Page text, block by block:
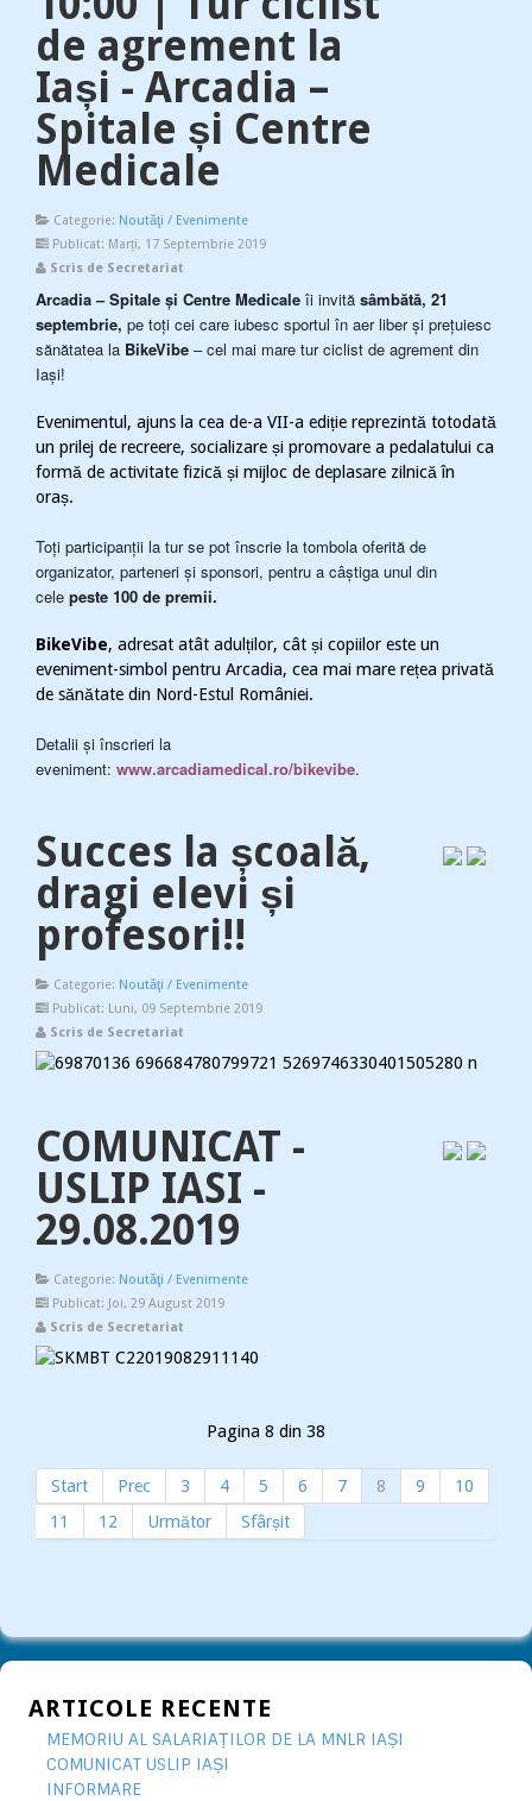
de agrement la
Iași - Arcadia –
Spitale și Centre
Medicale
Categorie: Noutăţi / Evenimente
Publicat: Marți, 17 Septembrie 2019
Scris de Secretariat
Arcadia – Spitale și Centre Medicale îi invită sâmbătă, 21
septembrie, pe toți cei care iubesc sportul în aer liber și prețuiesc
sănătatea la BikeVibe – cel mai mare tur ciclist de agrement din
Iași!
Evenimentul, ajuns la cea de-a VII-a ediție reprezintă totodată
un prilej de recreere, socializare și promovare a pedalatului ca
formă de activitate fizică și mijloc de deplasare zilnică în
oraș.
Toți participanții la tur se pot înscrie la tombola oferită de
organizator, parteneri și sponsori, pentru a câștiga unul din
cele peste 100 de premii.
BikeVibe, adresat atât adulților, cât și copiilor este un
eveniment-simbol pentru Arcadia, cea mai mare rețea privată
de sănătate din Nord-Estul României.
Detalii și înscrieri la
eveniment: www.arcadiamedical.ro/bikevibe.
Succes la școală,
dragi elevi și
profesori!!
Categorie: Noutăţi / Evenimente
Publicat: Luni, 09 Septembrie 2019
Scris de Secretariat
COMUNICAT -
USLIP IASI -
29.08.2019
Categorie: Noutăţi / Evenimente
Publicat: Joi, 29 August 2019
Scris de Secretariat
Pagina 8 din 38
Start Prec 3 4 5 6 7 8 9
10
11
12 Următor Sfârșit
ARTICOLE RECENTE
MEMORIU AL SALARIAȚILOR DE LA MNLR IAȘI
COMUNICAT USLIP IAȘI
INFORMARE